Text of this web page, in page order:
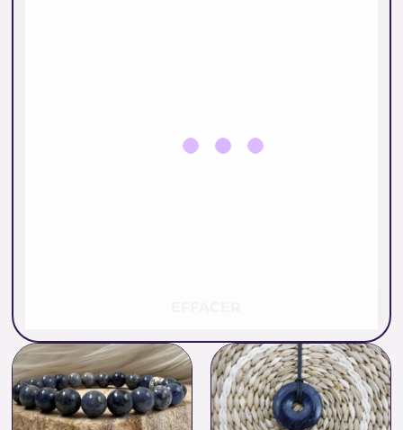
Plage
de
prix :
20.00 €
à
28.00 €